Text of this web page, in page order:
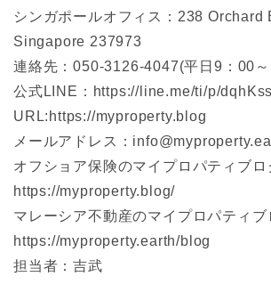
シンガポールオフィス：238 Orchard
Singapore 237973
連絡先：050-3126-4047(平日9：00
公式LINE：https://line.me/ti/p/
URL:https://myproperty.blog
メールアドレス：
オフショア保険のマイプロパティブロ
https://myproperty.blog/
マレーシア不動産のマイプロパティブ
https://myproperty.earth/blog
担当者：吉武